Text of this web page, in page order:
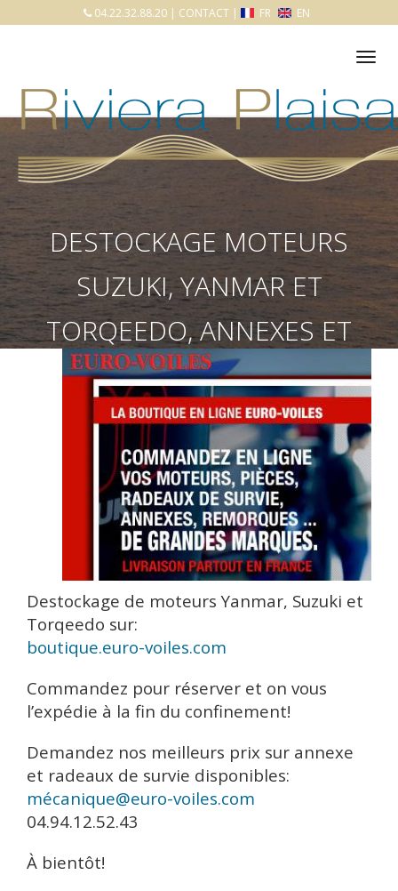
04.22.32.88.20 | CONTACT | FR EN
DESTOCKAGE MOTEURS
SUZUKI, YANMAR ET
TORQEEDO, ANNEXES ET
RADEAUX DE SURVIE !
Accueil Nos services
Actualités
Destockage moteurs Suzuki, Yanmar et Torqeedo, annexes et
radeaux de survie !
Destockage de moteurs Yanmar, Suzuki et
Torqeedo sur:
boutique.euro-voiles.com
Commandez pour réserver et on vous
l’expédie à la fin du confinement!
Demandez nos meilleurs prix sur annexe
et radeaux de survie disponibles:
mécanique@euro-voiles.com
04.94.12.52.43
À bientôt!